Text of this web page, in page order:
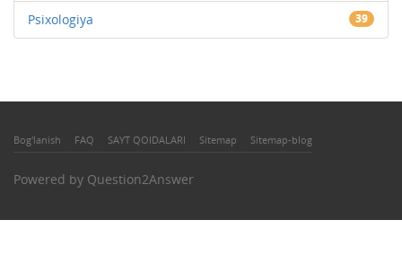
Psixologiya 39
Bog'lanish FAQ SAYT QOIDALARI Sitemap Sitemap-blog
Powered by Question2Answer